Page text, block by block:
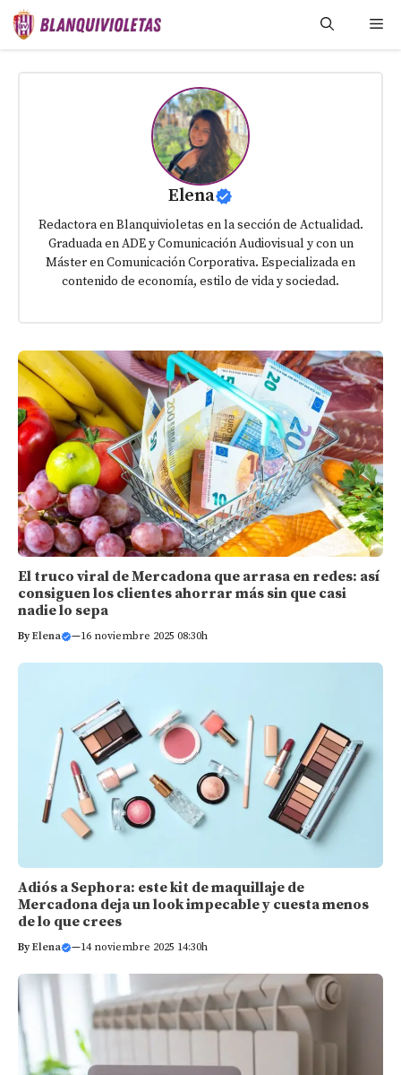
Saltar
Elena
Redactora en Blanquivioletas en la sección de Actualidad.
Graduada en ADE y Comunicación Audiovisual y con un
Máster en Comunicación Corporativa. Especializada en
contenido de economía, estilo de vida y sociedad.
El truco viral de Mercadona que arrasa en redes: así
consiguen los clientes ahorrar más sin que casi
nadie lo sepa
ByElena —16 noviembre 2025 08:30h
Adiós a Sephora: este kit de maquillaje de
Mercadona deja un look impecable y cuesta menos
de lo que crees
ByElena —14 noviembre 2025 14:30h